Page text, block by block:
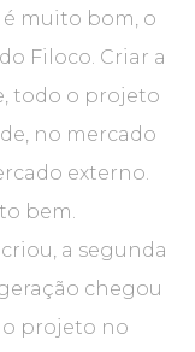
muito bom, o
Filoco. Criar a
todo o projeto
no mercado
externo.
bem.
a segunda
chegou
projeto no